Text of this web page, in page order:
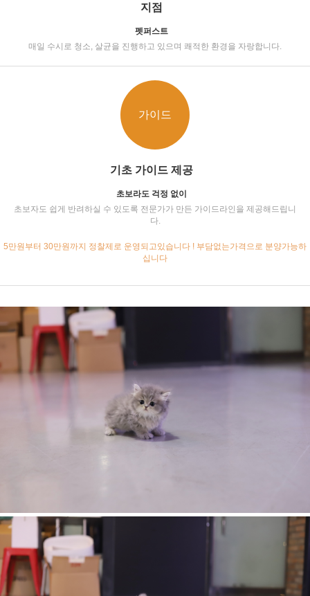
지점
펫퍼스트
매일 수시로 청소, 살균을 진행하고 있으며 쾌적한 환경을 자랑합니다.
가이드
기초 가이드 제공
초보라도 걱정 없이
초보자도 쉽게 반려하실 수 있도록 전문가가 만든 가이드라인을 제공해드립니
다.
5만원부터 30만원까지 정찰제로 운영되고있습니다 ! 부담없는가격으로 분양가능하
십니다